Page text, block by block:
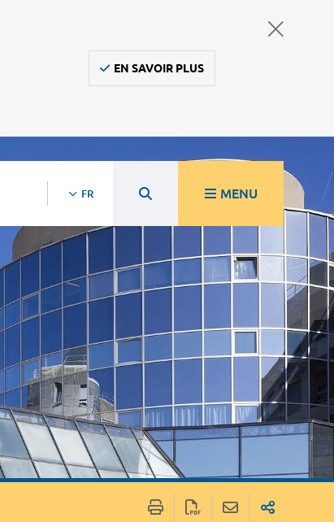
EN SAVOIR PLUS
FR MENU